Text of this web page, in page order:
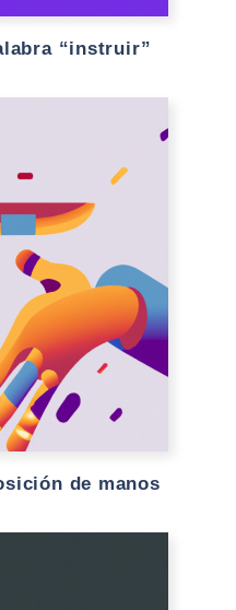
“instruir”
de manos